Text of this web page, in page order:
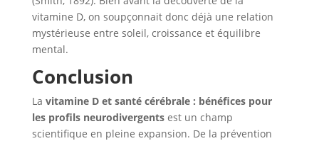
vitamine D, on soupçonnait donc déjà une relation
mystérieuse entre soleil, croissance et équilibre
mental.
Conclusion
La vitamine D et santé cérébrale : bénéfices pour
les profils neurodivergentsest un champ
scientifique en pleine expansion. De la prévention